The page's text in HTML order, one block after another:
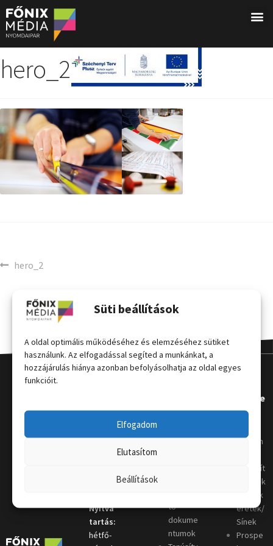
Süti beállítások
A oldal optimális működéséhez és elemzéséhez sütiket
használunk. Az elfogadással segíted a munkánkat, a
hozzájárulás hiánya azonban befolyásolhatja az oldal egyes
funkcióit.
Elfogadom
Elutasítom
Beállítások
hero_2
hero_2
t
Telephely:
Keleti sor
Nyitva
tartás:
hétfő-
útmutat
tő
dokume
ntumok
Terméke
k
Kordon
Megállít
ó táblák
Plakátk
eretek/
Sínek
Prospe